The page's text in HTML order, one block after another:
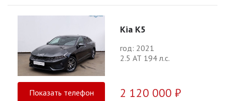
Kia K5
год: 2021
2.5 АТ 194 л.с.
Показать телефон 2 120 000 ₽